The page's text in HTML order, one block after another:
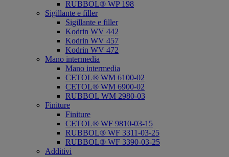
RUBBOL® WP 198
Sigillante e filler
Sigillante e filler
Kodrin WV 442
Kodrin WV 457
Kodrin WV 472
Mano intermedia
Mano intermedia
CETOL® WM 6100-02
CETOL® WM 6900-02
RUBBOL WM 2980-03
Finiture
Finiture
CETOL® WF 9810-03-15
RUBBOL® WF 3311-03-25
RUBBOL® WF 3390-03-25
Additivi